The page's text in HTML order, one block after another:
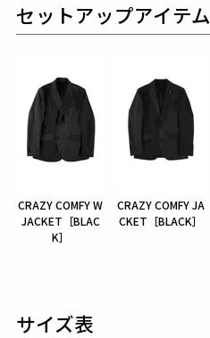
セットアップアイテム
CRAZY COMFY W
JACKET［BLAC
K］
CRAZY COMFY JA
CKET［BLACK］
サイズ表